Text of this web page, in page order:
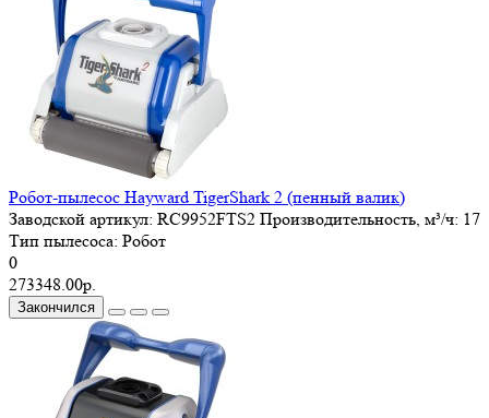
Робот-пылесос Hayward TigerShark 2 (пенный валик)
Заводской артикул: RC9952FTS2 Производительность, м³/ч: 17
Тип пылесоса: Робот
0
273348.00р.
Закончился